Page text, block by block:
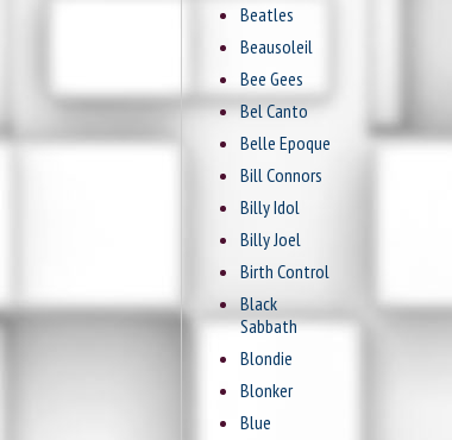
Beatles
Beausoleil
Bee Gees
Bel Canto
Belle Epoque
Bill Connors
Billy Idol
Billy Joel
Birth Control
Black
Sabbath
Blondie
Blonker
Blue